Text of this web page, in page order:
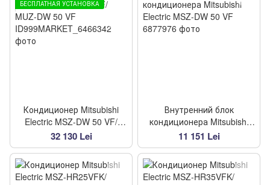
БЕСПЛАТНАЯ УСТАНОВКА
Кондиционер Mitsubishi
Electric MSZ-DW 50 VF/
MUZ-DW 50 VF
32 130 Lei
Внутренний блок
кондиционера Mitsubishi
Electric MSZ-DW 50 VF
11 151 Lei